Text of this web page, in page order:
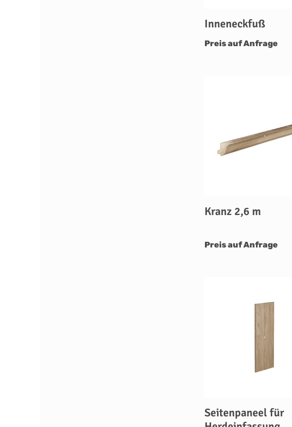
Inneneckfuß
Preis auf Anfrage
Kranz 2,6 m
Preis auf Anfrage
Seitenpaneel für